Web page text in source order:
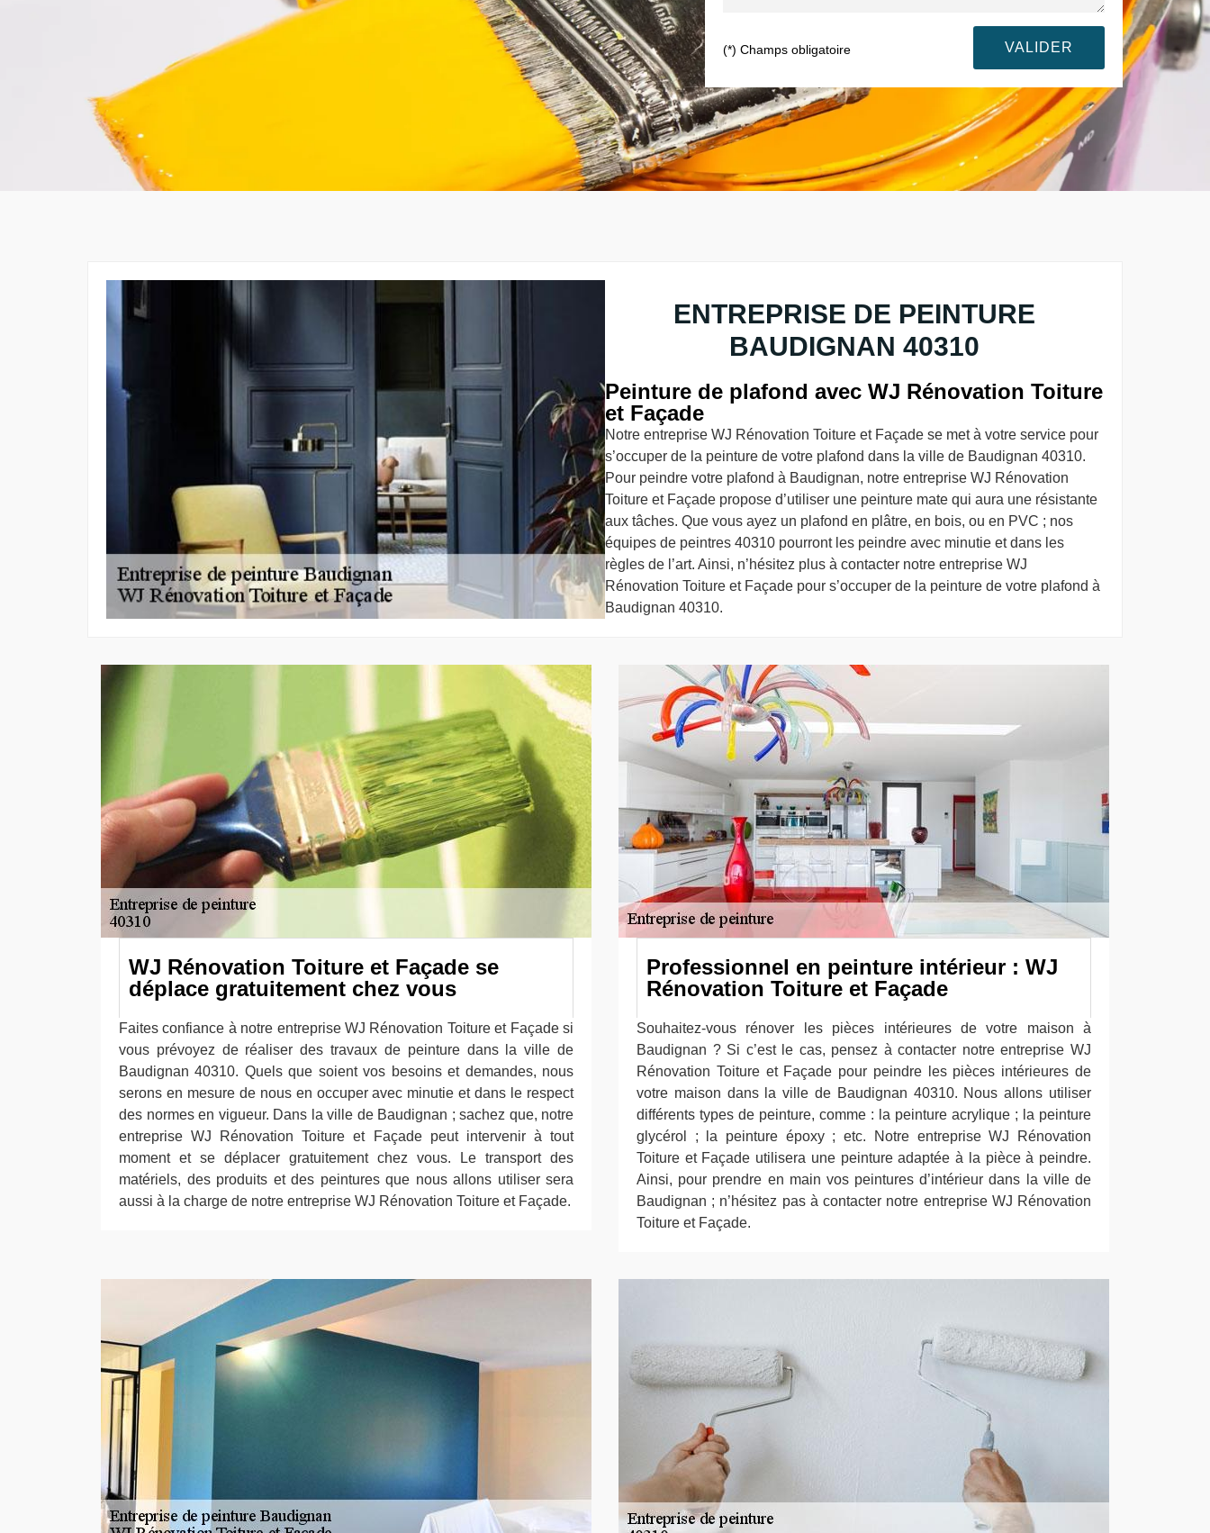
(*) Champs obligatoire
ENTREPRISE DE PEINTURE
BAUDIGNAN 40310
Peinture de plafond avec WJ Rénovation Toiture
et Façade
Notre entreprise WJ Rénovation Toiture et Façade se met à votre service pour
s’occuper de la peinture de votre plafond dans la ville de Baudignan 40310.
Pour peindre votre plafond à Baudignan, notre entreprise WJ Rénovation
Toiture et Façade propose d’utiliser une peinture mate qui aura une résistante
aux tâches. Que vous ayez un plafond en plâtre, en bois, ou en PVC ; nos
équipes de peintres 40310 pourront les peindre avec minutie et dans les
règles de l’art. Ainsi, n’hésitez plus à contacter notre entreprise WJ
Rénovation Toiture et Façade pour s’occuper de la peinture de votre plafond à
Baudignan 40310.
WJ Rénovation Toiture et Façade se
déplace gratuitement chez vous
Faites confiance à notre entreprise WJ Rénovation Toiture et Façade si
vous prévoyez de réaliser des travaux de peinture dans la ville de
Baudignan 40310. Quels que soient vos besoins et demandes, nous
serons en mesure de nous en occuper avec minutie et dans le respect
des normes en vigueur. Dans la ville de Baudignan ; sachez que, notre
entreprise WJ Rénovation Toiture et Façade peut intervenir à tout
moment et se déplacer gratuitement chez vous. Le transport des
matériels, des produits et des peintures que nous allons utiliser sera
aussi à la charge de notre entreprise WJ Rénovation Toiture et Façade.
Professionnel en peinture intérieur : WJ
Rénovation Toiture et Façade
Souhaitez-vous rénover les pièces intérieures de votre maison à
Baudignan ? Si c’est le cas, pensez à contacter notre entreprise WJ
Rénovation Toiture et Façade pour peindre les pièces intérieures de
votre maison dans la ville de Baudignan 40310. Nous allons utiliser
différents types de peinture, comme : la peinture acrylique ; la peinture
glycérol ; la peinture époxy ; etc. Notre entreprise WJ Rénovation
Toiture et Façade utilisera une peinture adaptée à la pièce à peindre.
Ainsi, pour prendre en main vos peintures d’intérieur dans la ville de
Baudignan ; n’hésitez pas à contacter notre entreprise WJ Rénovation
Toiture et Façade.